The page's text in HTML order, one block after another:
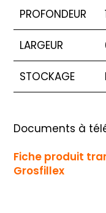
PROFONDEUR
LARGEUR
STOCKAGE
Documents à
Fiche produit
Grosfillex